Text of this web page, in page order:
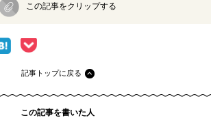
この記事をクリップする
記事トップに戻る
この記事を書いた人